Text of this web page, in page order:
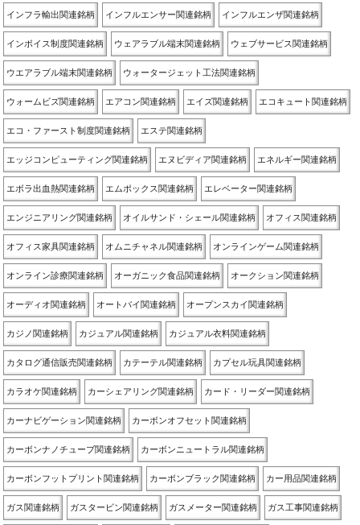
インフラ輸出関連銘柄 インフルエンサー関連銘柄 インフルエンザ関連銘柄
インボイス制度関連銘柄 ウェアラブル端末関連銘柄 ウェブサービス関連銘柄
ウエアラブル端末関連銘柄 ウォータージェット工法関連銘柄
ウォームビズ関連銘柄 エアコン関連銘柄 エイズ関連銘柄 エコキュート関連銘柄
エコ・ファースト制度関連銘柄 エステ関連銘柄
エッジコンピューティング関連銘柄 エヌビディア関連銘柄 エネルギー関連銘柄
エボラ出血熱関連銘柄 エムポックス関連銘柄 エレベーター関連銘柄
エンジニアリング関連銘柄 オイルサンド・シェール関連銘柄 オフィス関連銘柄
オフィス家具関連銘柄 オムニチャネル関連銘柄 オンラインゲーム関連銘柄
オンライン診療関連銘柄 オーガニック食品関連銘柄 オークション関連銘柄
オーディオ関連銘柄 オートバイ関連銘柄 オープンスカイ関連銘柄
カジノ関連銘柄 カジュアル関連銘柄 カジュアル衣料関連銘柄
カタログ通信販売関連銘柄 カテーテル関連銘柄 カプセル玩具関連銘柄
カラオケ関連銘柄 カーシェアリング関連銘柄 カード・リーダー関連銘柄
カーナビゲーション関連銘柄 カーボンオフセット関連銘柄
カーボンナノチューブ関連銘柄 カーボンニュートラル関連銘柄
カーボンフットプリント関連銘柄 カーボンブラック関連銘柄 カー用品関連銘柄
ガス関連銘柄 ガスタービン関連銘柄 ガスメーター関連銘柄 ガス工事関連銘柄